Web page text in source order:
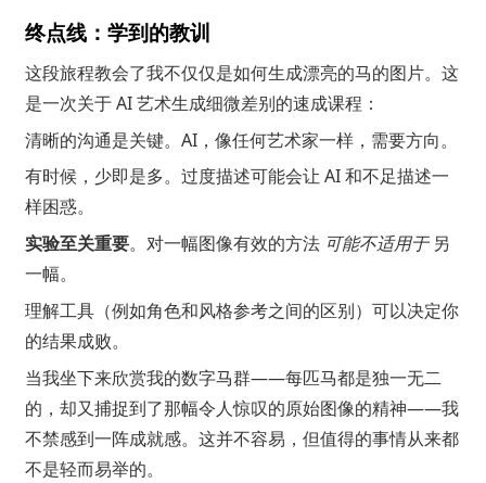
终点线：学到的教训
这段旅程教会了我不仅仅是如何生成漂亮的马的图片。这
是一次关于 AI 艺术生成细微差别的速成课程：
清晰的沟通是关键。AI，像任何艺术家一样，需要方向。
有时候，少即是多。过度描述可能会让 AI 和不足描述一
样困惑。
实验至关重要。对一幅图像有效的方法 可能不适用于另
一幅。
理解工具（例如角色和风格参考之间的区别）可以决定你
的结果成败。
当我坐下来欣赏我的数字马群——每匹马都是独一无二
的，却又捕捉到了那幅令人惊叹的原始图像的精神——我
不禁感到一阵成就感。这并不容易，但值得的事情从来都
不是轻而易举的。